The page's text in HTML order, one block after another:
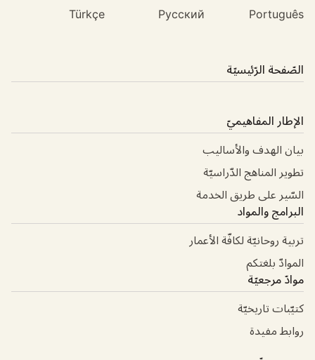
Português
Русский
Türkçe
الصّفحة الرّئيسيّة
الإطار المفاهيميّ
بيان الهدف والأساليب
تطوير المناهج الدّراسيّة
السّير على طريق الخدمة
البرامج والمواد
تربية روحانيّة لكافّة الأعمار
الموادّ بلغتكم
موادّ مرجعيّة
كتيّبات تاريخيّة
روابط مفيدة